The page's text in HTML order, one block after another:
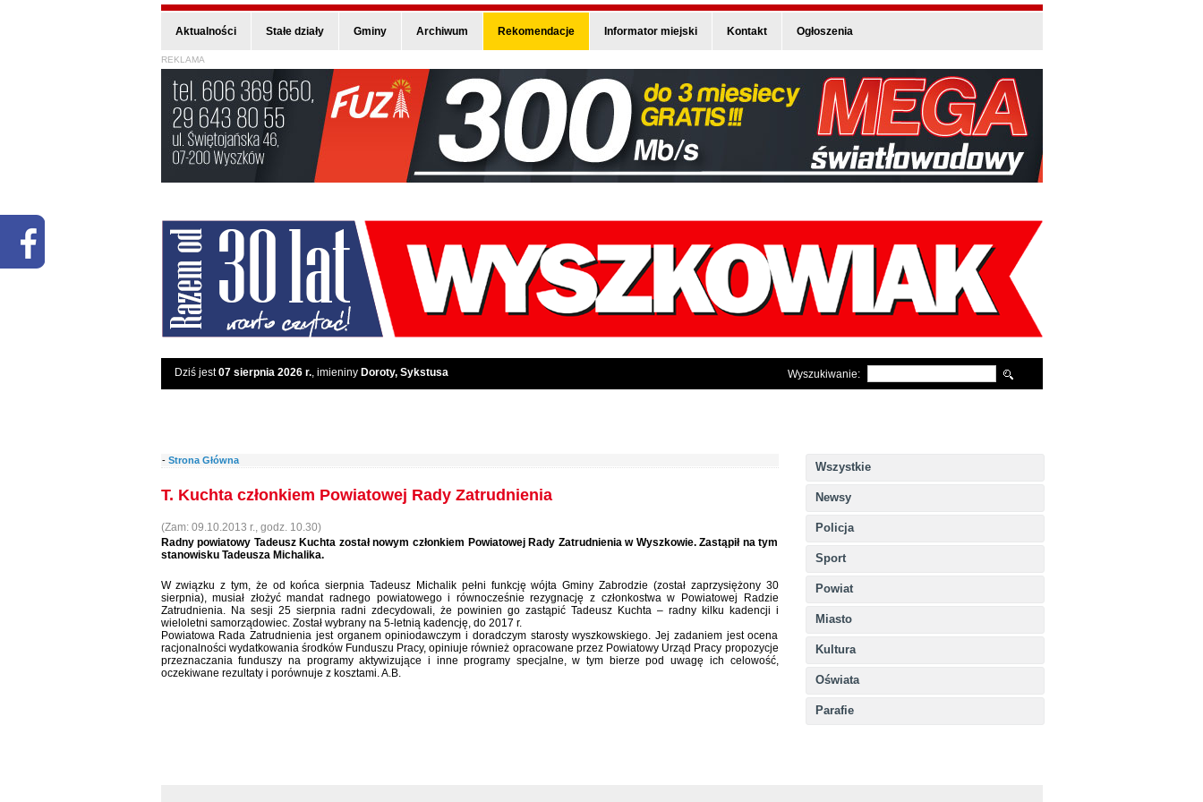
Aktualności Stałe działy Gminy Archiwum Rekomendacje Informator miejski Kontakt Ogłoszenia
REKLAMA
Dziś jest07 sierpnia 2026 r., imieniny Doroty, Sykstusa Wyszukiwanie:
Wszystkie
Newsy
Policja
Sport
Powiat
Miasto
Kultura
Oświata
Parafie
- Strona Główna
T. Kuchta członkiem Powiatowej Rady Zatrudnienia
(Zam: 09.10.2013 r., godz. 10.30)
Radny powiatowy Tadeusz Kuchta został nowym członkiem Powiatowej Rady Zatrudnienia w Wyszkowie. Zastąpił na tym
stanowisku Tadeusza Michalika.
W związku z tym, że od końca sierpnia Tadeusz Michalik pełni funkcję wójta Gminy Zabrodzie (został zaprzysiężony 30
sierpnia), musiał złożyć mandat radnego powiatowego i równocześnie rezygnację z członkostwa w Powiatowej Radzie
Zatrudnienia. Na sesji 25 sierpnia radni zdecydowali, że powinien go zastąpić Tadeusz Kuchta – radny kilku kadencji i
wieloletni samorządowiec. Został wybrany na 5-letnią kadencję, do 2017 r.
Powiatowa Rada Zatrudnienia jest organem opiniodawczym i doradczym starosty wyszkowskiego. Jej zadaniem jest ocena
racjonalności wydatkowania środków Funduszu Pracy, opiniuje również opracowane przez Powiatowy Urząd Pracy propozycje
przeznaczania funduszy na programy aktywizujące i inne programy specjalne, w tym bierze pod uwagę ich celowość,
oczekiwane rezultaty i porównuje z kosztami. A.B.